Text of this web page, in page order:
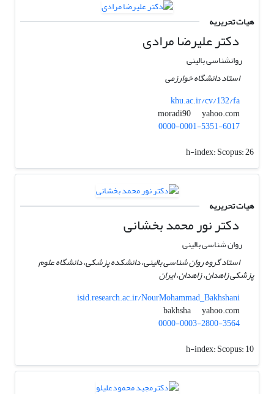
هیات تحریریه
دکتر علیرضا مرادی
روانشناسی بالینی
استاد دانشگاه خوارزمی
khu.ac.ir/cv/132/fa
moradi90
yahoo.com
0000-0001-5351-6017
h-index:Scopus: 26
هیات تحریریه
دکتر نور محمد بخشانی
روان شناسی بالینی
استاد گروه روان شناسی بالینی، دانشکده پزشکی، دانشگاه علوم
پزشکی زاهدان، زاهدان، ایران
isid.research.ac.ir/NourMohammad_Bakhshani
bakhsha
yahoo.com
0000-0003-2800-3564
h-index:Scopus: 10